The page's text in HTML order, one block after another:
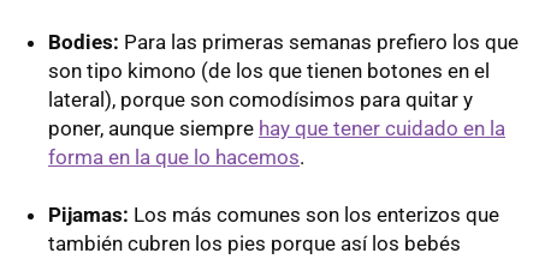
Bodies: Para las primeras semanas prefiero los que
son tipo kimono (de los que tienen botones en el
lateral), porque son comodísimos para quitar y
poner, aunque siempre hay que tener cuidado en la
forma en la que lo hacemos.
Pijamas: Los más comunes son los enterizos que
también cubren los pies porque así los bebés